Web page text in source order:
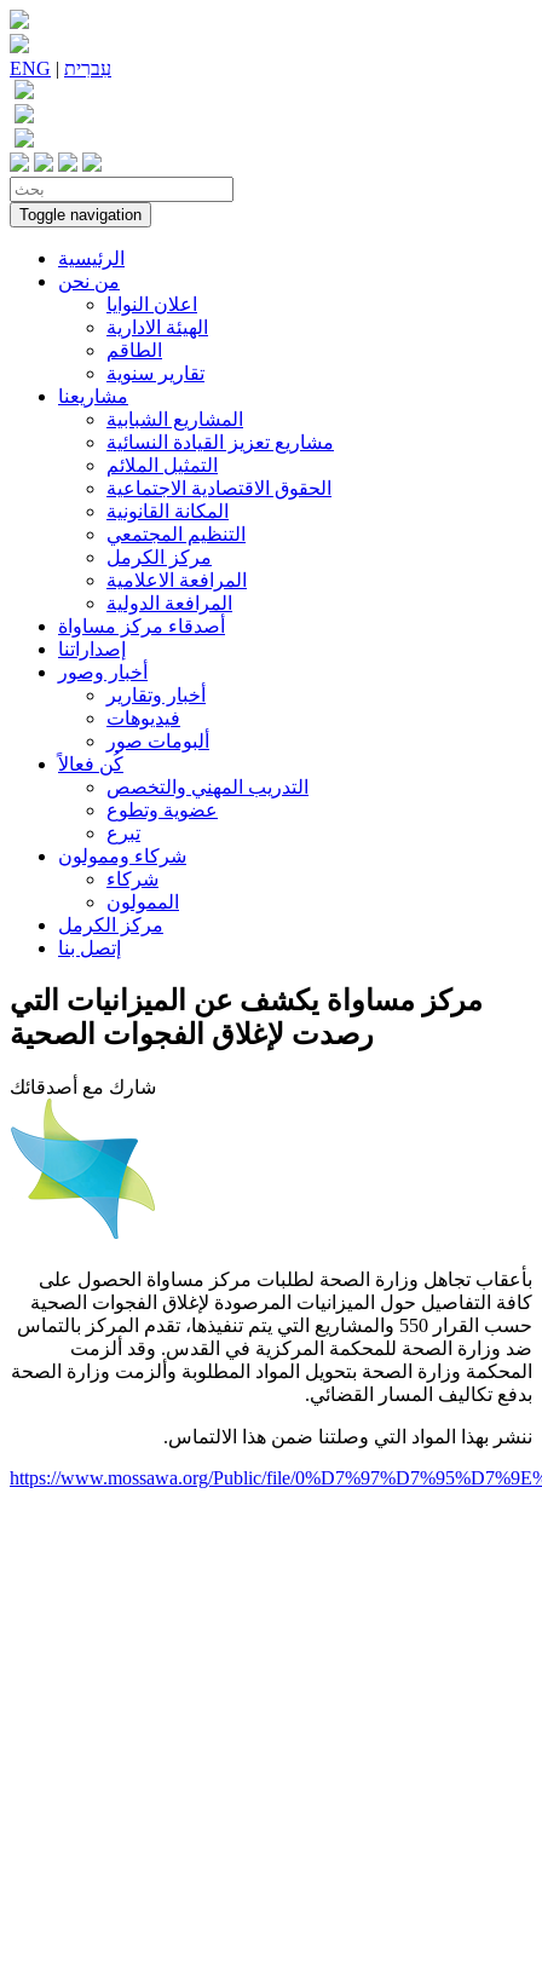
ENG | עִברִית
Toggle navigation
الرئيسية
من نحن
اعلان النوايا
الهيئة الادارية
الطاقم
تقارير سنوية
مشاريعنا
المشاريع الشبابية
مشاريع تعزيز القيادة النسائية
التمثيل الملائم
الحقوق الاقتصادية الاجتماعية
المكانة القانونية
التنظيم المجتمعي
مركز الكرمل
المرافعة الاعلامية
المرافعة الدولية
أصدقاء مركز مساواة
إصداراتنا
أخبار وصور
أخبار وتقارير
فيديوهات
ألبومات صور
كُن فعالاً
التدريب المهني والتخصص
عضوية وتطوع
تبرع
شركاء وممولون
شركاء
الممولون
مركز الكرمل
إتصل بنا
مركز مساواة يكشف عن الميزانيات التي
رصدت لإغلاق الفجوات الصحية
شارك مع أصدقائك
بأعقاب تجاهل وزارة الصحة لطلبات مركز مساواة الحصول على
كافة التفاصيل حول الميزانيات المرصودة لإغلاق الفجوات الصحية
حسب القرار 550 والمشاريع التي يتم تنفيذها، تقدم المركز بالتماس
ضد وزارة الصحة للمحكمة المركزية في القدس. وقد ألزمت
المحكمة وزارة الصحة بتحويل المواد المطلوبة وألزمت وزارة الصحة
بدفع تكاليف المسار القضائي.
ننشر بهذا المواد التي وصلتنا ضمن هذا الالتماس.
https://www.mossawa.org/Public/file/